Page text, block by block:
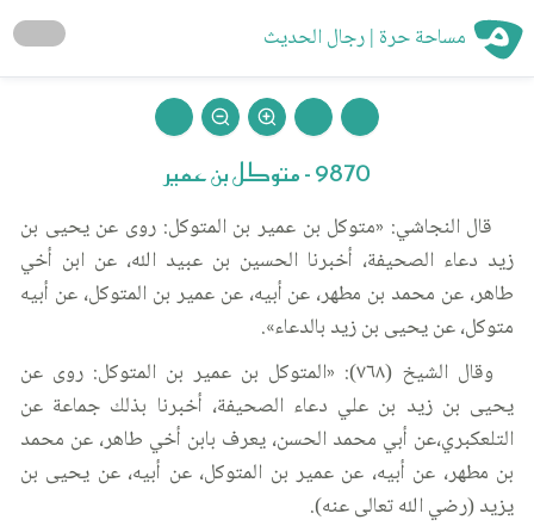
مساحة حرة | رجال الحديث
9870 - متوكل بن عمير
قال النجاشي: «متوكل بن عمير بن المتوكل: روى عن يحيى بن
زيد دعاء الصحيفة، أخبرنا الحسين بن عبيد الله، عن ابن أخي
طاهر، عن محمد بن مطهر، عن أبيه، عن عمير بن المتوكل، عن أبيه
متوكل، عن يحيى بن زيد بالدعاء».
وقال الشيخ (٧٦٨): «المتوكل بن عمير بن المتوكل: روى عن
يحيى بن زيد بن علي دعاء الصحيفة، أخبرنا بذلك جماعة عن
التلعكبري،عن أبي محمد الحسن، يعرف بابن أخي طاهر، عن محمد
بن مطهر، عن أبيه، عن عمير بن المتوكل، عن أبيه، عن يحيى بن
يزيد (رضي الله تعالى عنه).